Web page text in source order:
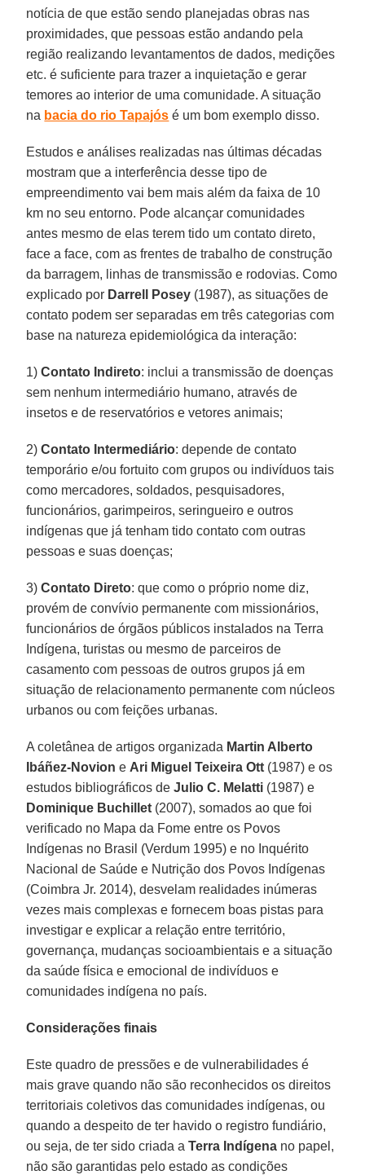
notícia de que estão sendo planejadas obras nas
proximidades, que pessoas estão andando pela
região realizando levantamentos de dados, medições
etc. é suficiente para trazer a inquietação e gerar
temores ao interior de uma comunidade. A situação
na bacia do rio Tapajós é um bom exemplo disso.
Estudos e análises realizadas nas últimas décadas
mostram que a interferência desse tipo de
empreendimento vai bem mais além da faixa de 10
km no seu entorno. Pode alcançar comunidades
antes mesmo de elas terem tido um contato direto,
face a face, com as frentes de trabalho de construção
da barragem, linhas de transmissão e rodovias. Como
explicado por Darrell Posey (1987), as situações de
contato podem ser separadas em três categorias com
base na natureza epidemiológica da interação:
1)Contato Indireto: inclui a transmissão de doenças
sem nenhum intermediário humano, através de
insetos e de reservatórios e vetores animais;
2)Contato Intermediário: depende de contato
temporário e/ou fortuito com grupos ou indivíduos tais
como mercadores, soldados, pesquisadores,
funcionários, garimpeiros, seringueiro e outros
indígenas que já tenham tido contato com outras
pessoas e suas doenças;
3)Contato Direto: que como o próprio nome diz,
provém de convívio permanente com missionários,
funcionários de órgãos públicos instalados na Terra
Indígena, turistas ou mesmo de parceiros de
casamento com pessoas de outros grupos já em
situação de relacionamento permanente com núcleos
urbanos ou com feições urbanas.
A coletânea de artigos organizada Martin Alberto
Ibáñez-Novion e Ari Miguel Teixeira Ott (1987) e os
estudos bibliográficos deJulio C. Melatti (1987) e
Dominique Buchillet (2007), somados ao que foi
verificado no Mapa da Fome entre os Povos
Indígenas no Brasil (Verdum 1995) e no Inquérito
Nacional de Saúde e Nutrição dos Povos Indígenas
(Coimbra Jr. 2014), desvelam realidades inúmeras
vezes mais complexas e fornecem boas pistas para
investigar e explicar a relação entre território,
governança, mudanças socioambientais e a situação
da saúde física e emocional de indivíduos e
comunidades indígena no país.
Considerações finais
Este quadro de pressões e de vulnerabilidades é
mais grave quando não são reconhecidos os direitos
territoriais coletivos das comunidades indígenas, ou
quando a despeito de ter havido o registro fundiário,
ou seja, de ter sido criada aTerra Indígena no papel,
não são garantidas pelo estado as condições